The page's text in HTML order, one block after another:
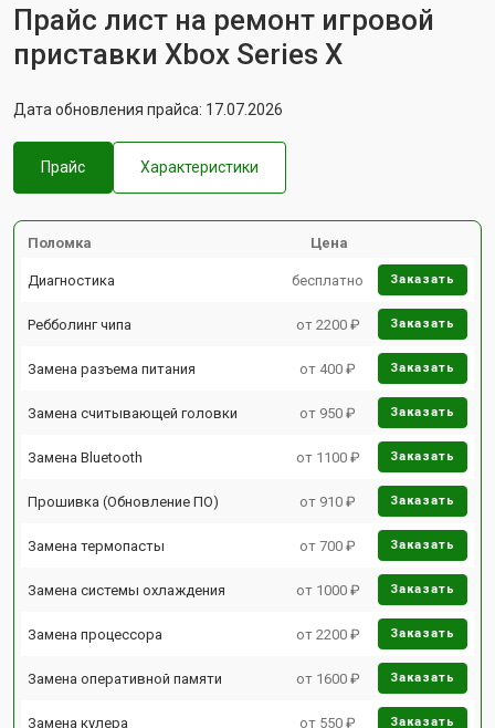
Прайс лист на ремонт игровой
приставки Xbox Series X
Дата обновления прайса: 17.07.2026
Прайс Характеристики
Поломка Цена
Диагностика бесплатно Заказать
Ребболинг чипа от 2200 ₽ Заказать
Замена разъема питания от 400 ₽ Заказать
Замена считывающей головки от 950 ₽ Заказать
Замена Bluetooth от 1100 ₽ Заказать
Прошивка (Обновление ПО) от 910 ₽ Заказать
Замена термопасты от 700 ₽ Заказать
Замена системы охлаждения от 1000 ₽ Заказать
Замена процессора от 2200 ₽ Заказать
Замена оперативной памяти от 1600 ₽ Заказать
Замена кулера от 550 ₽ Заказать